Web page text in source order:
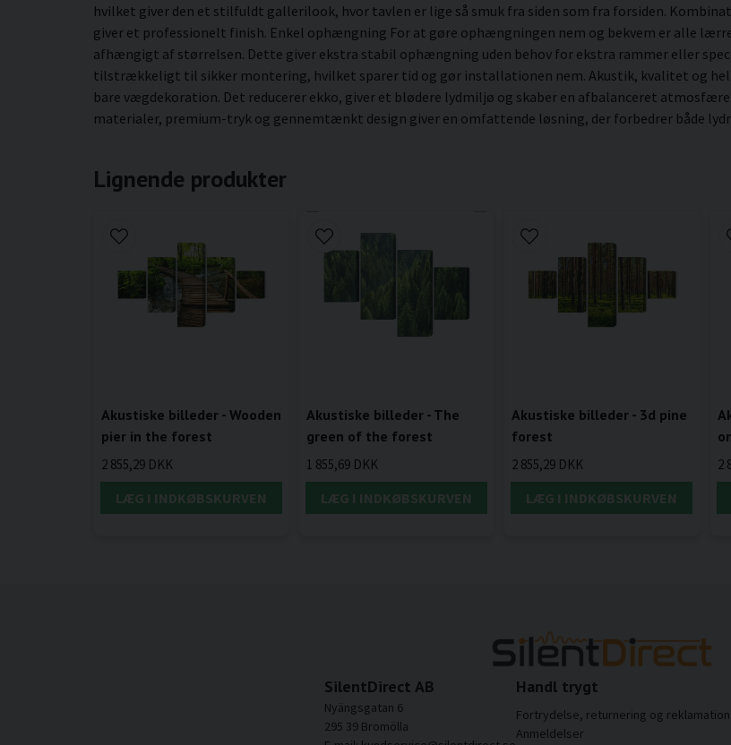
hvilket giver den et stilfuldt gallerilook, hvor tavlen er lige så smuk fra siden som fra forsiden.
giver et professionelt finish. Enkel ophængning For at gøre ophængningen nem og bekvem er alle
afhængigt af størrelsen. Dette giver ekstra stabil ophængning uden behov for ekstra rammer eller
tilstrækkeligt til sikker montering, hvilket sparer tid og gør installationen nem. Akustik, kvalitet og
bare vægdekoration. Det reducerer ekko, giver et blødere lydmiljø og skaber en afbalanceret
materialer, premium-tryk og gennemtænkt design giver en omfattende løsning, der forbedrer både
Lignende produkter
Akustiske billeder - Wooden
pier in the forest
2 855,29 DKK
LÆG I INDKØBSKURVEN
Akustiske billeder - The
green of the forest
1 855,69 DKK
LÆG I INDKØBSKURVEN
Akustiske billeder - 3d pine
forest
2 855,29 DKK
LÆG I INDKØBSKURVEN
2
SilentDirect AB
Nyängsgatan 6
295 39 Bromölla
Handl trygt
Fortrydelse, returnering og reklamation
Anmeldelser